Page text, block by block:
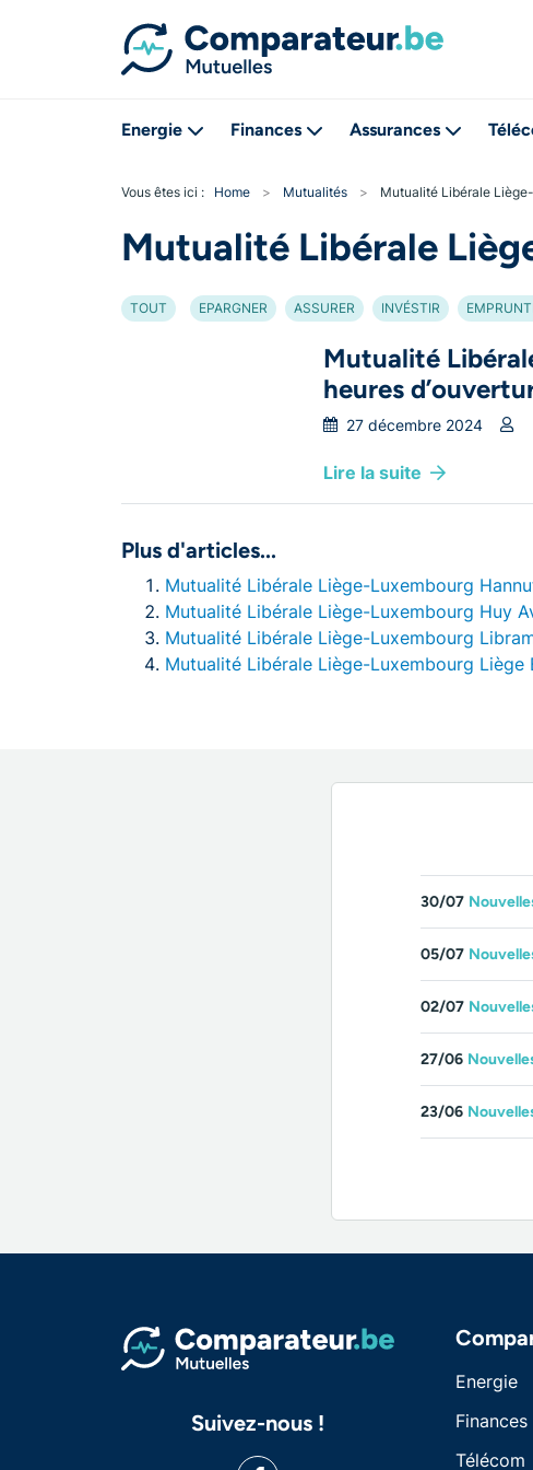
Energie Finances Assurances
Vous êtes ici : Home > Mutualités > Mutualité Libérale
Mutualité Libérale
TOUT EPARGNER ASSURER INVÉSTIR
Mutualité
heures
27 décembre 2024
Lire la suite
Plus d'articles...
Mutualité Libérale Liège-Luxembourg
Mutualité Libérale Liège-Luxembourg Huy
Mutualité Libérale Liège-Luxembourg
Mutualité Libérale Liège-Luxembourg Liège
30/07
05/07
02/07
27/06
23/06
Suivez-nous !
Energie
Finances
Télécom